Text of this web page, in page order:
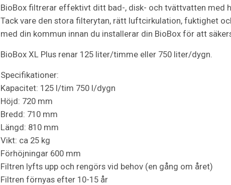
BioBox filtrerar effektivt ditt bad-, disk- och tvättvatten med
Tack vare den stora filterytan, rätt luftcirkulation, fuktighet
med din kommun innan du installerar din BioBox för att
BioBox XL Plus renar 125 liter/timme eller 750 liter/dygn.
Specifikationer:
Kapacitet: 125 l/tim 750 I/dygn
Höjd: 720 mm
Bredd: 710 mm
Längd: 810 mm
Vikt: ca 25 kg
Förhöjningar 600 mm
Filtren lyfts upp och rengörs vid behov (en gång om året)
Filtren förnyas efter 10-15 år